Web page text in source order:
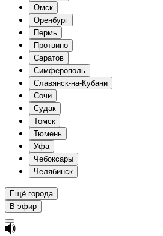
Омск
Оренбург
Пермь
Протвино
Саратов
Симферополь
Славянск-на-Кубани
Сочи
Судак
Томск
Тюмень
Уфа
Чебоксары
Челябинск
Ещё города
В эфир